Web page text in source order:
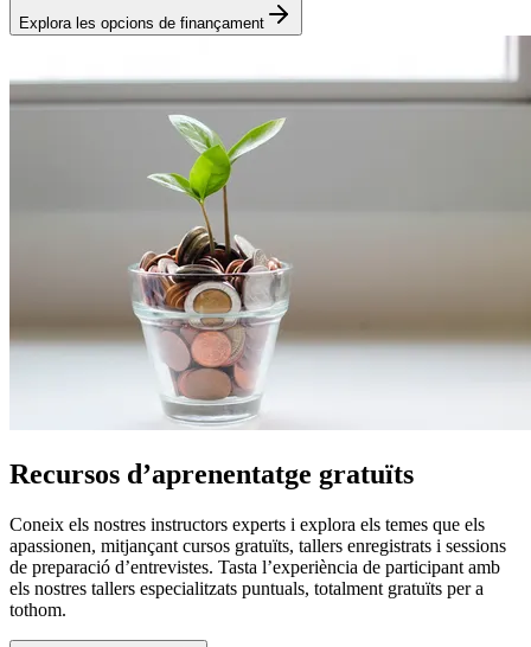
Explora les opcions de finançament
Recursos d’aprenentatge gratuïts
Coneix els nostres instructors experts i explora els temes que els
apassionen, mitjançant cursos gratuïts, tallers enregistrats i sessions
de preparació d’entrevistes. Tasta l’experiència de participant amb
els nostres tallers especialitzats puntuals, totalment gratuïts per a
tothom.